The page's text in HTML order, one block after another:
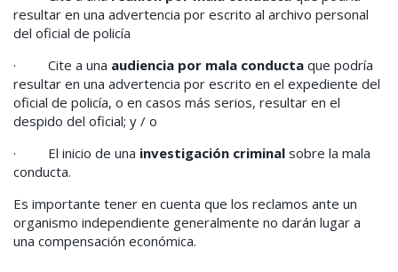
resultar en una advertencia por escrito al archivo personal
del oficial de policía
· Cite a una audiencia por mala conducta que podría
resultar en una advertencia por escrito en el expediente del
oficial de policía, o en casos más serios, resultar en el
despido del oficial; y / o
· El inicio de una investigación criminal sobre la mala
conducta.
Es importante tener en cuenta que los reclamos ante un
organismo independiente generalmente no darán lugar a
una compensación económica.